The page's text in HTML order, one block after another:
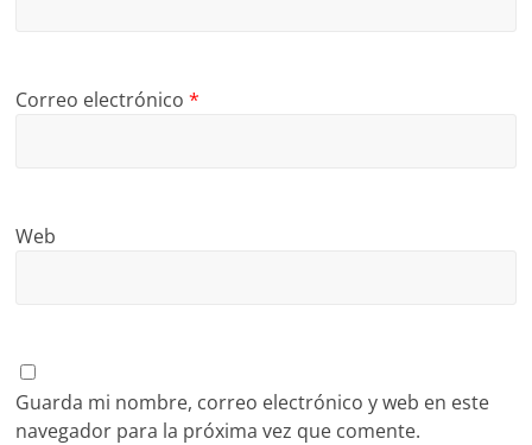
Correo electrónico*
Web
Guarda mi nombre, correo electrónico y web en este
navegador para la próxima vez que comente.